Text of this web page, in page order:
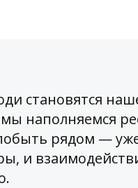
становятся
наполняемся
рядом —
и